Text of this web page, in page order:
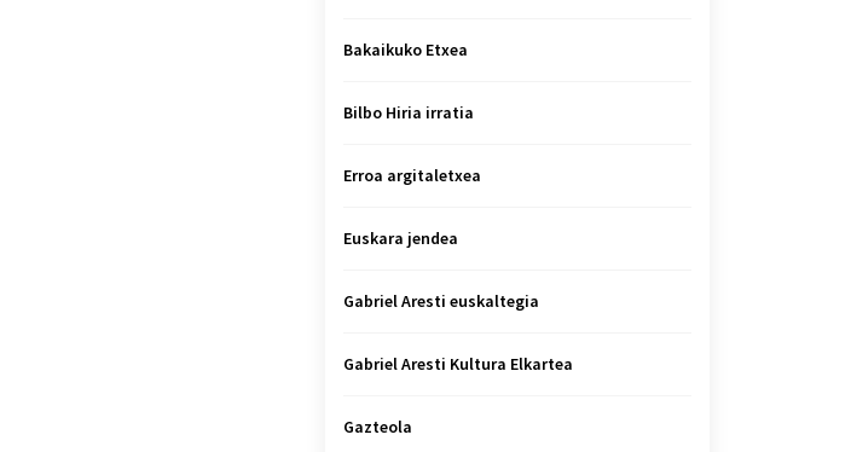
Bakaikuko Etxea
Bilbo Hiria irratia
Erroa argitaletxea
Euskara jendea
Gabriel Aresti euskaltegia
Gabriel Aresti Kultura Elkartea
Gazteola